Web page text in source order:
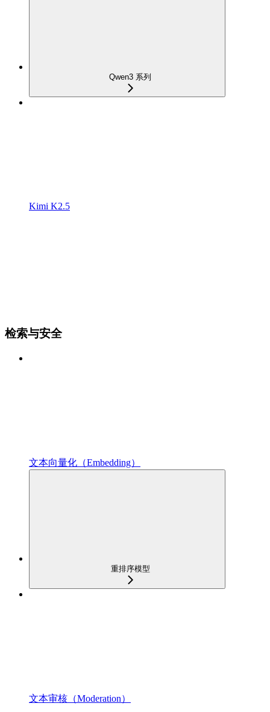
Qwen3 系列
Kimi K2.5
检索与安全
文本向量化（Embedding）
重排序模型
文本审核（Moderation）